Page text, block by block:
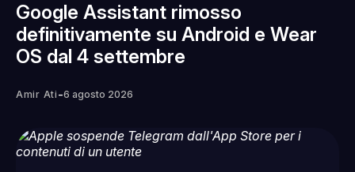
Google Assistant rimosso
definitivamente su Android e Wear
OS dal 4 settembre
Amir Ati -6 agosto 2026